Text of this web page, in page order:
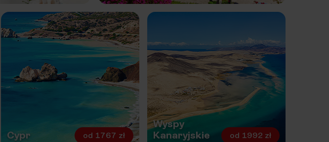
Cypr od 1767 zł
Wyspy
Kanaryjskie
od 1992 zł